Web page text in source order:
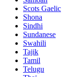
Scots Gaelic
Shona
Sindhi
Sundanese
Swahili
Tajik
Tamil
Telugu